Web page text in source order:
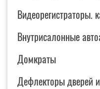
Видеорегистраторы.
Внутрисалонные
Домкраты
Дефлекторы дверей